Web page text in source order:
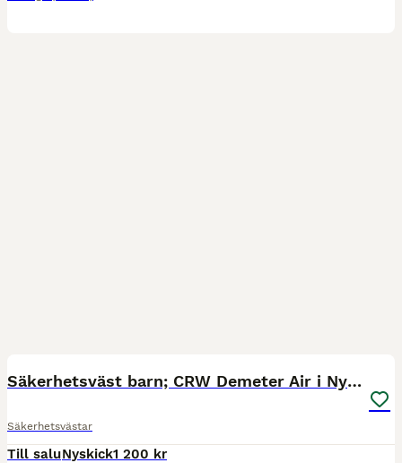
Säkerhetsväst barn; CRW Demeter Air i Nyskick (CS)
Säkerhetsvästar
Till saluNyskick1 200 kr